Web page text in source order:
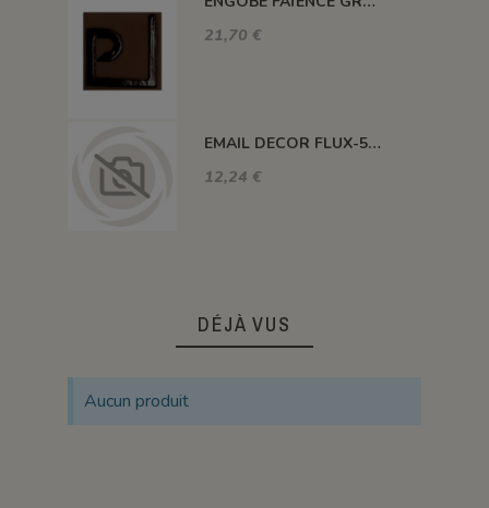
21,70 €
EMAIL DECOR FLUX-5 FONDANT POUR SERIE P
12,24 €
DÉJÀ VUS
Aucun produit